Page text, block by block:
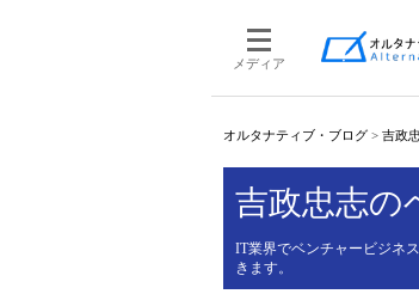
メディア
オルタナティブ・ブログ > 吉政
吉政忠志の
IT業界でベンチャービジネ
きます。